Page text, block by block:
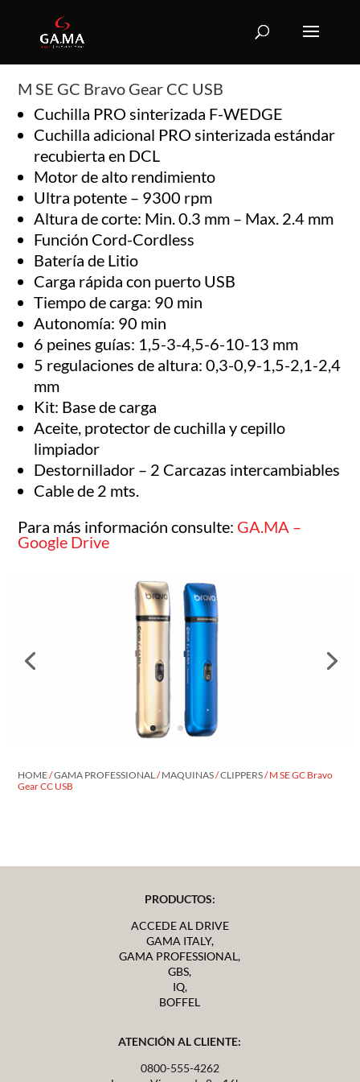
M SE GC Bravo Gear CC USB
Cuchilla PRO sinterizada F-WEDGE
Cuchilla adicional PRO sinterizada estándar
recubierta en DCL
Motor de alto rendimiento
Ultra potente – 9300 rpm
Altura de corte: Min. 0.3 mm – Max. 2.4 mm
Función Cord-Cordless
Batería de Litio
Carga rápida con puerto USB
Tiempo de carga: 90 min
Autonomía: 90 min
6 peines guías: 1,5-3-4,5-6-10-13 mm
5 regulaciones de altura: 0,3-0,9-1,5-2,1-2,4
mm
Kit: Base de carga
Aceite, protector de cuchilla y cepillo
limpiador
Destornillador – 2 Carcazas intercambiables
Cable de 2 mts.
Para más información consulte: GA.MA –
Google Drive
HOME/GAMA PROFESSIONAL /MAQUINAS/CLIPPERS/ M SE GC Bravo
Gear CC USB
PRODUCTOS:
ACCEDE AL DRIVE
GAMA ITALY,
GAMA PROFESSIONAL,
GBS,
IQ,
BOFFEL
ATENCIÓN AL CLIENTE:
0800-555-4262